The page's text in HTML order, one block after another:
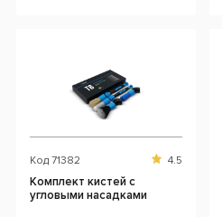
Код 71382 4.5
Комплект кистей с
угловыми насадками